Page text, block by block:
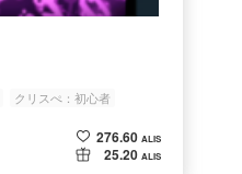
クリスぺ：初心者
276.60 ALIS
25.20 ALIS